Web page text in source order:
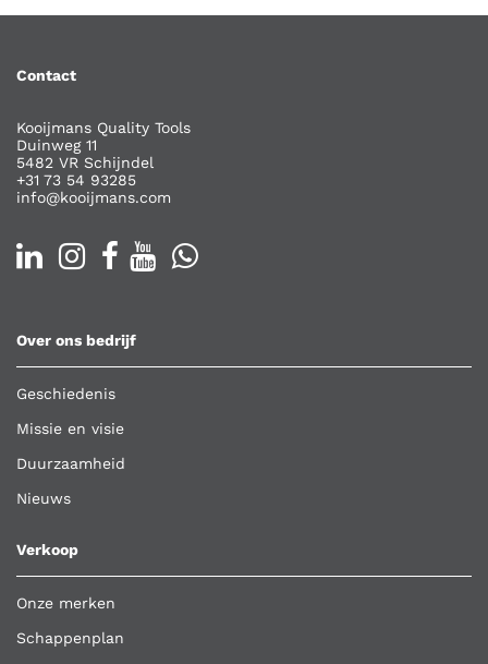
Contact
Kooijmans Quality Tools
Duinweg 11
5482 VR Schijndel
+31 73 54 93285
info@kooijmans.com
Over ons bedrijf
Geschiedenis
Missie en visie
Duurzaamheid
Nieuws
Verkoop
Onze merken
Schappenplan